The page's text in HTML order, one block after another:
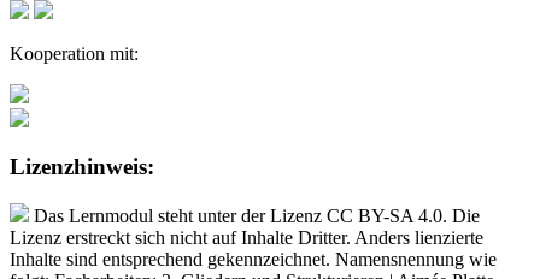
Kooperation mit:
Lizenzhinweis:
Das Lernmodul steht unter der Lizenz CC BY-SA 4.0. Die
Lizenz erstreckt sich nicht auf Inhalte Dritter. Anders lienzierte
Inhalte sind entsprechend gekennzeichnet. Namensnennung wie